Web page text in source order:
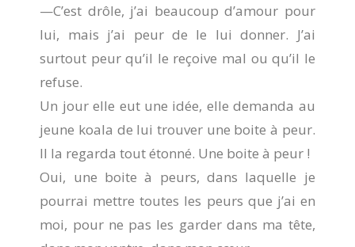
—C’est drôle, j’ai beaucoup d’amour pour
lui, mais j’ai peur de le lui donner. J’ai
surtout peur qu’il le reçoive mal ou qu’il le
refuse.
Un jour elle eut une idée, elle demanda au
jeune koala de lui trouver une boite à peur.
Il la regarda tout étonné. Une boite à peur !
Oui, une boite à peurs, dans laquelle je
pourrai mettre toutes les peurs que j’ai en
moi, pour ne pas les garder dans ma tête,